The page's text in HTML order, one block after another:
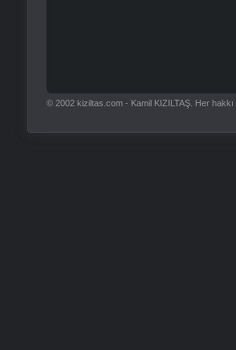
© 2002 kiziltas.com - Kamil KIZILTAŞ. Her hakkı